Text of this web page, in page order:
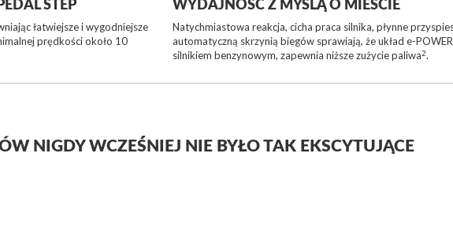
STEP
łatwiejsze i wygodniejsze
prędkości około 10
WYDAJNOŚĆ Z MYŚLĄ O MIEŚCIE
Natychmiastowa reakcja, cicha praca silnika, płynne
automatyczną skrzynią biegów sprawiają, że układ e-
silnikiem benzynowym, zapewnia niższe zużycie paliwa2.
NIGDY WCZEŚNIEJ NIE BYŁO TAK EKSCYTUJĄCE